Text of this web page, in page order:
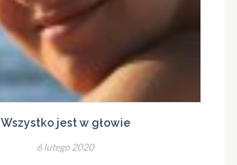
Wszystko jest w głowie
6 lutego 2020